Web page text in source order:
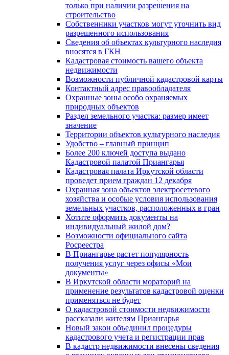
только при наличии разрешения на
строительство
Собственники участков могут уточнить вид
разрешенного использования
Сведения об объектах культурного наследия
вносятся в ГКН
Кадастровая стоимость вашего объекта
недвижимости
Возможности публичной кадастровой карты
Контактный адрес правообладателя
Охранные зоны особо охраняемых
природных объектов
Раздел земельного участка: размер имеет
значение
Территории объектов культурного наследия
Удобство – главный принцип
Более 200 ключей доступа выдано
Кадастровой палатой Приангарья
Кадастровая палата Иркутской области
проведет прием граждан 12 декабря
Охранная зона объектов электросетевого
хозяйства и особые условия использования
земельных участков, расположенных в гран
Хотите оформить документы на
индивидуальный жилой дом?
Возможности официального сайта
Росреестра
В Приангарье растет популярность
получения услуг через офисы «Мои
документы»
В Иркутской области мораторий на
применение результатов кадастровой оценки
применяться не будет
О кадастровой стоимости недвижимости
рассказали жителям Приангарья
Новый закон объединил процедуры
кадастрового учета и регистрации прав
В кадастр недвижимости внесены сведения